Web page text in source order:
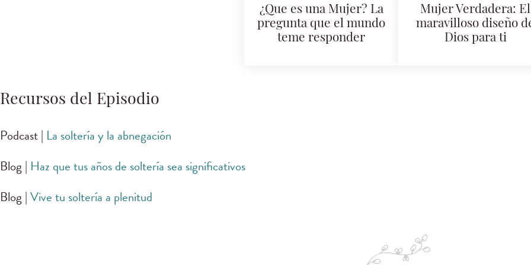
¿Que es una Mujer? La
pregunta que el mundo
teme responder
Mujer Verdadera: El
maravilloso diseño
Dios para ti
Recursos del Episodio
Podcast | La soltería y la abnegación
Blog | Haz que tus años de soltería sea significativos
Blog |Vive tu soltería a plenitud